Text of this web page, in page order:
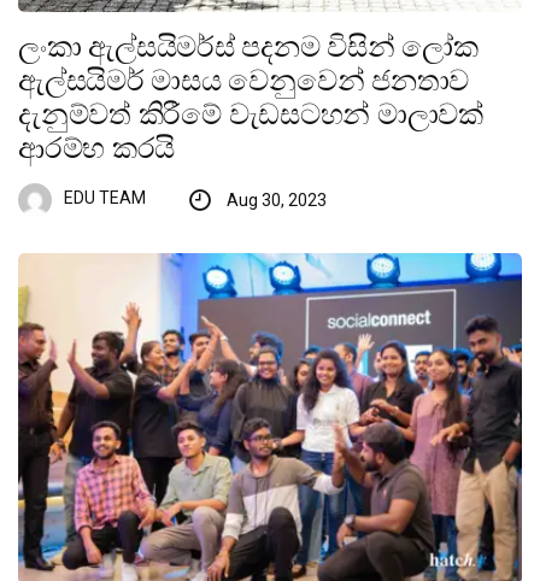
ලංකා ඇල්සයිමර්ස් පදනම විසින් ලෝක
ඇල්සයිමර් මාසය වෙනුවෙන් ජනතාව
දැනුම්වත් කිරීමේ වැඩසටහන් මාලාවක්
ආරම්භ කරයි
EDU TEAM Aug 30, 2023